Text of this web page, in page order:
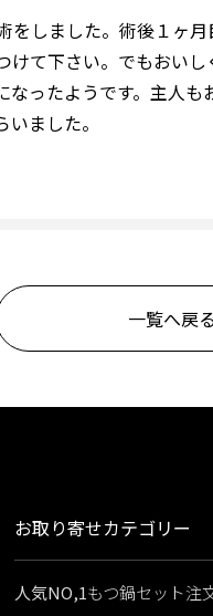
をしました。術後１ヶ
けて下さい。でもおい
なったようです。主人
ました。
一覧へ戻る
お取り寄せカテゴリー
人気NO,1もつ鍋セット注